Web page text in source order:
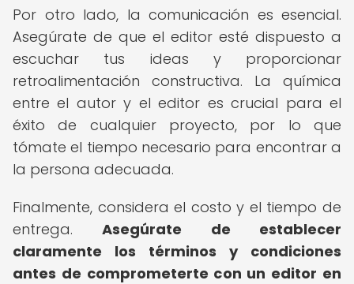
Por otro lado, la comunicación es esencial.
Asegúrate de que el editor esté dispuesto a
escuchar tus ideas y proporcionar
retroalimentación constructiva. La química
entre el autor y el editor es crucial para el
éxito de cualquier proyecto, por lo que
tómate el tiempo necesario para encontrar a
la persona adecuada.
Finalmente, considera el costo y el tiempo de
entrega.Asegúrate de establecer
claramente los términos y condiciones
antes de comprometerte con un editor en